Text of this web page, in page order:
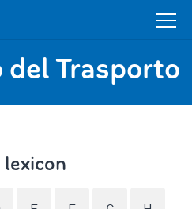
Trasporto
lexicon